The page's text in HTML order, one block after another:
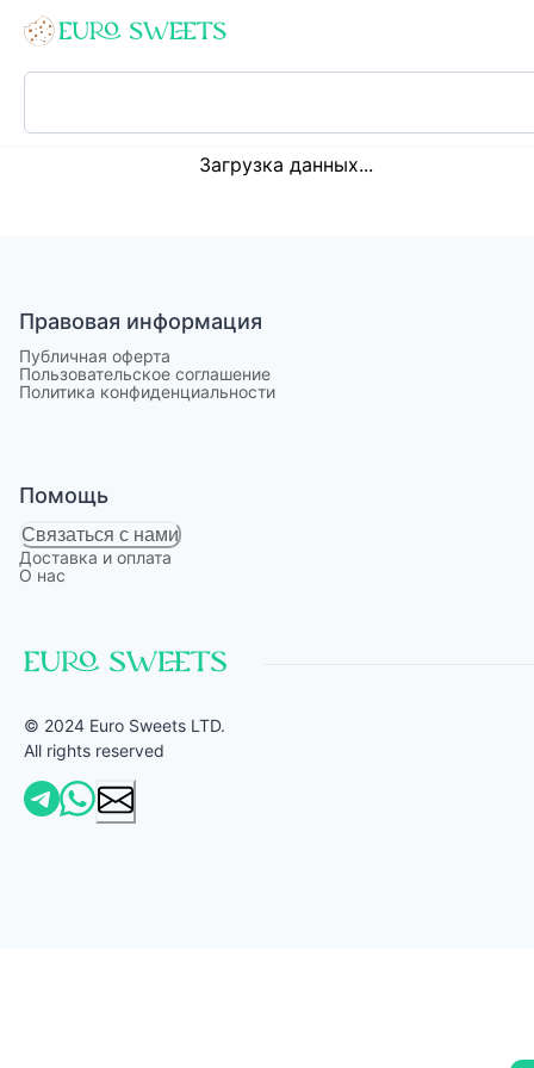
Loading...
Загрузка данных...
Правовая информация
Публичная оферта
Пользовательское соглашение
Политика конфиденциальности
Помощь
Связаться с нами
Доставка и оплата
О нас
© 2024 Euro Sweets LTD.
All rights reserved